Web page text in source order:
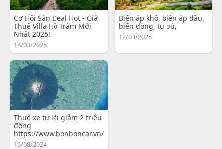
Cơ Hội Săn Deal Hot - Giá
Thuê Villa Hồ Tràm Mới
Nhất 2025!
14/03/2025
Biến áp khô, biến áp dầu,
biến dòng, tụ bù,
12/03/2025
Thuê xe tự lái giảm 2 triệu
đồng
https://www.bonboncar.vn/
19/08/2024